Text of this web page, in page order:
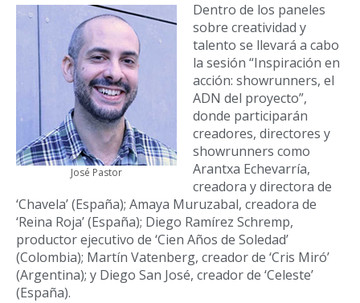
José Pastor
Dentro de los paneles
sobre creatividad y
talento se llevará a cabo
la sesión “Inspiración en
acción: showrunners, el
ADN del proyecto”,
donde participarán
creadores, directores y
showrunners como
Arantxa Echevarría,
creadora y directora de
‘Chavela’ (España); Amaya Muruzabal, creadora de
‘Reina Roja’ (España); Diego Ramírez Schremp,
productor ejecutivo de ‘Cien Años de Soledad’
(Colombia); Martín Vatenberg, creador de ‘Cris Miró’
(Argentina); y Diego San José, creador de ‘Celeste’
(España).